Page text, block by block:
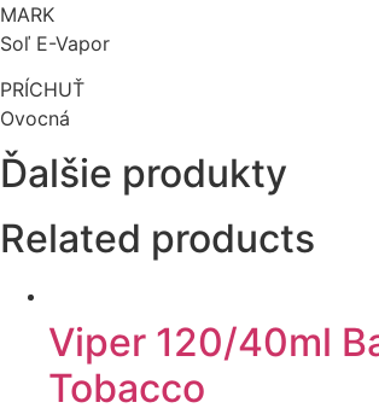
MARK
Soľ E-Vapor
PRÍCHUŤ
Ovocná
Ďalšie produkty
Related products
Viper 120/40ml
Tobacco